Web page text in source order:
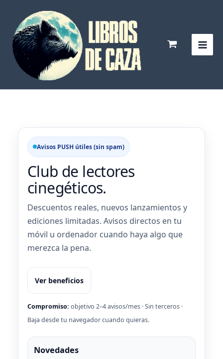
contenido
Avisos PUSH útiles (sin spam)
Club de lectores
cinegéticos.
Descuentos reales, nuevos lanzamientos y
ediciones limitadas. Avisos directos en tu
móvil u ordenador cuando haya algo que
merezca la pena.
Ver beneficios
Compromiso: objetivo 2–4 avisos/mes · Sin terceros ·
Baja desde tu navegador cuando quieras.
Novedades